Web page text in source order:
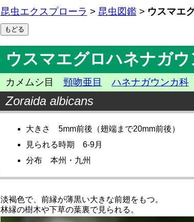
昆虫エクスプローラ > 昆虫図鑑> ウスマエ
ウスマエグロハネナガウ
カメムシ目 頸吻亜目 ハネナガウンカ科
Zoraida albicans
大きさ 5mm前後（翅端まで20mm前後）
見られる時期 6-9月
分布 本州・九州
淡褐色で、前縁が薄黒い大きな前翅をもつ。
林縁の樹木や下草の葉裏で見られる。